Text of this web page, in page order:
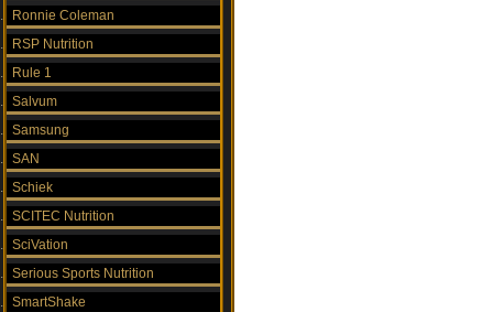
Ronnie Coleman
RSP Nutrition
Rule 1
Salvum
Samsung
SAN
Schiek
SCITEC Nutrition
SciVation
Serious Sports Nutrition
SmartShake